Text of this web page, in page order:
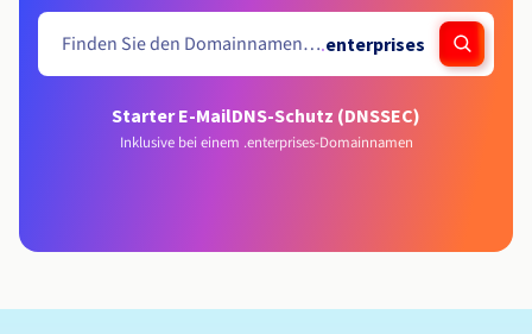
.enterprises
Starter E-MailDNS-Schutz (DNSSEC)
Inklusive bei einem .enterprises-Domainnamen